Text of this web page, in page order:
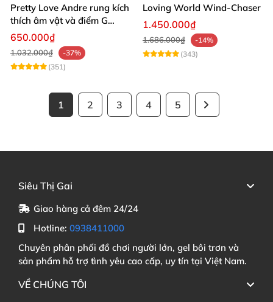
Pretty Love Andre rung kích
thích âm vật và điểm G
mạnh mẽ
650.000₫
1.032.000₫
-37%
(351)
Loving World Wind-Chaser
1.450.000₫
1.686.000₫
-14%
(343)
1 2 3 4 5
Siêu Thị Gai
Giao hàng cả đêm 24/24
Hotline: 0938411000
Chuyên phân phối đồ chơi người lớn, gel bôi trơn và
sản phẩm hỗ trợ tình yêu cao cấp, uy tín tại Việt Nam.
VỀ CHÚNG TÔI